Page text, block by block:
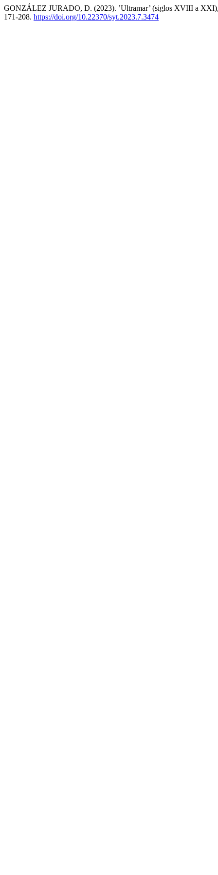
GONZÁLEZ JURADO, D. (2023). ’Ultramar’ (siglos XVIII a
171-208. https://doi.org/10.22370/syt.2023.7.3474